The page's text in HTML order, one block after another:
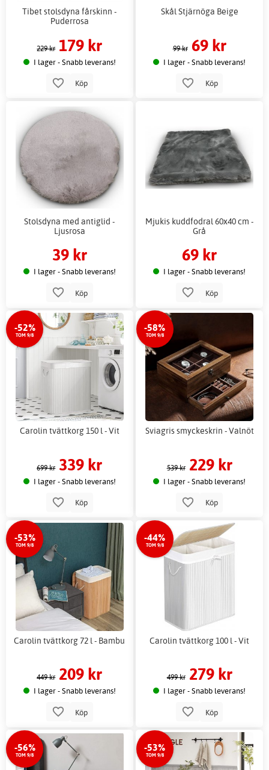
Tibet stolsdyna fårskinn -
Puderrosa
229 kr 179 kr
I lager - Snabb leverans!
Köp
Skål Stjärnöga Beige
99 kr 69 kr
I lager - Snabb leverans!
Köp
Stolsdyna med antiglid -
Ljusrosa
39 kr
I lager - Snabb leverans!
Köp
Mjukis kuddfodral 60x40 cm -
Grå
69 kr
I lager - Snabb leverans!
Köp
-52%
TOM 9/8
Carolin tvättkorg 150 l - Vit
699 kr 339 kr
I lager - Snabb leverans!
Köp
-58%
TOM 9/8
Sviagris smyckeskrin - Valnöt
539 kr 229 kr
I lager - Snabb leverans!
Köp
-53%
TOM 9/8
Carolin tvättkorg 72 l - Bambu
449 kr 209 kr
I lager - Snabb leverans!
Köp
-44%
TOM 9/8
Carolin tvättkorg 100 l - Vit
499 kr 279 kr
I lager - Snabb leverans!
Köp
-56%
TOM 9/8
-53%
TOM 9/8